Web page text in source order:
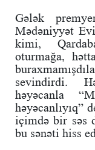
Gələk
Mədəniyyət
kimi,
oturmağa,
sevindirdi.
həyəcanla
həyəcanlıyıq”
içimdə bir səs
bu sənəti hiss